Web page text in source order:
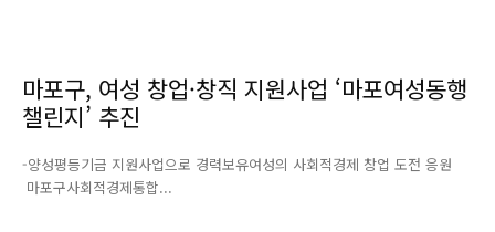
마포구, 여성 창업·창직 지원사업 ‘마포여성동행
챌린지’ 추진
-양성평등기금 지원사업으로 경력보유여성의 사회적경제 창업 도전 응원
마포구사회적경제통합...